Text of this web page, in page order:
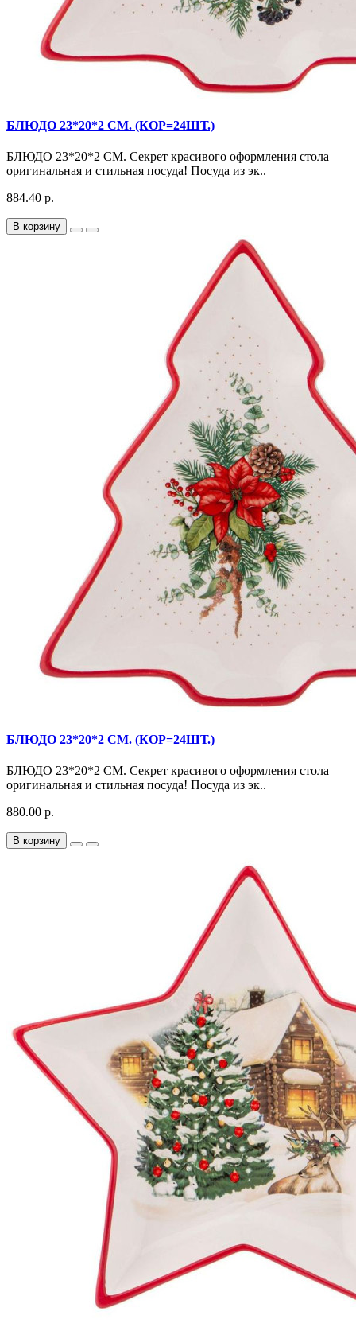
БЛЮДО 23*20*2 СМ. (КОР=24ШТ.)
БЛЮДО 23*20*2 СМ. Секрет красивого оформления стола –
оригинальная и стильная посуда! Посуда из эк..
884.40 р.
В корзину
БЛЮДО 23*20*2 СМ. (КОР=24ШТ.)
БЛЮДО 23*20*2 СМ. Секрет красивого оформления стола –
оригинальная и стильная посуда! Посуда из эк..
880.00 р.
В корзину